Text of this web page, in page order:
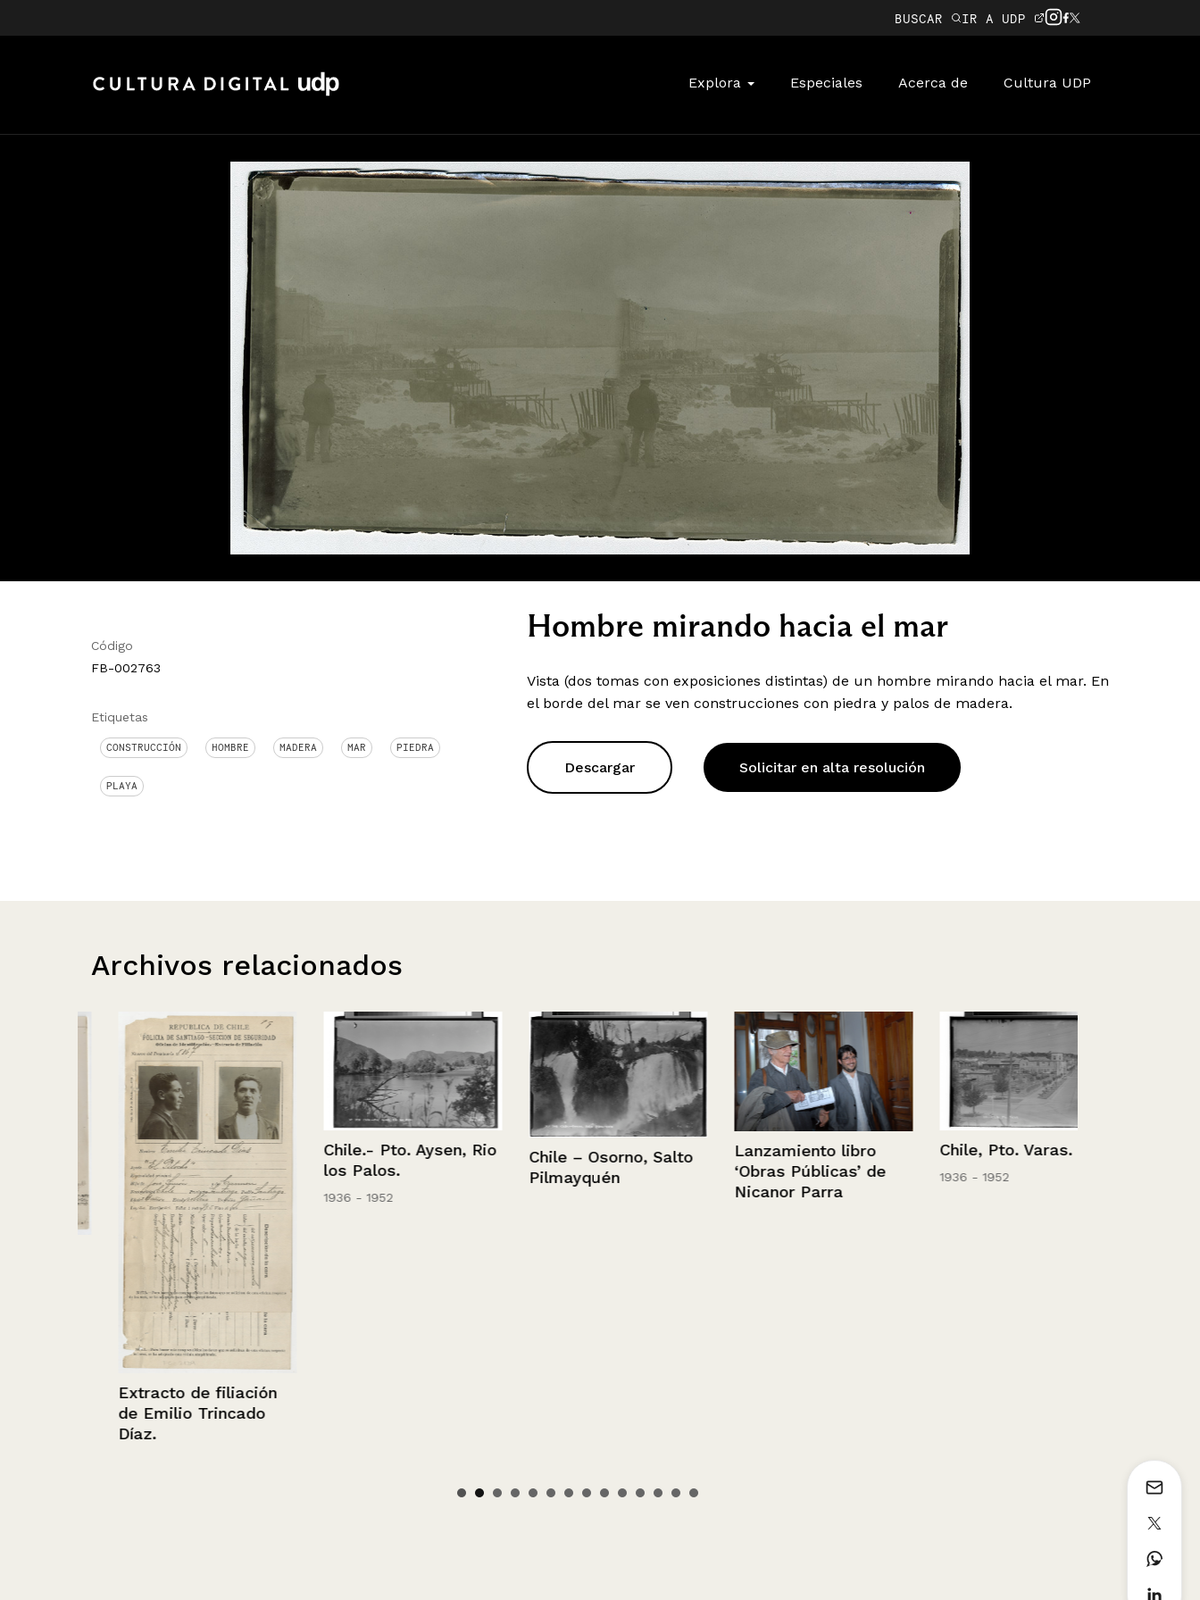
BUSCAR IR A UDP
Explora Especiales Acerca de Cultura UDP
Código
FB-002763
Etiquetas
CONSTRUCCIÓN HOMBRE MADERA MAR PIEDRA
PLAYA
Hombre mirando hacia el mar
Vista (dos tomas con exposiciones distintas) de un hombre mirando hacia el mar. En
el borde del mar se ven construcciones con piedra y palos de madera.
Descargar Solicitar en alta resolución
Archivos relacionados
Extracto de filiación
de Emilio Trincado
Chile.- Pto. Aysen, Rio
los Palos.
1936 - 1952
Chile – Osorno, Salto
Pilmayquén
Lanzamiento libro
‘Obras Públicas’ de
Nicanor Parra
Chile, Pto. Varas.
1936 - 1952